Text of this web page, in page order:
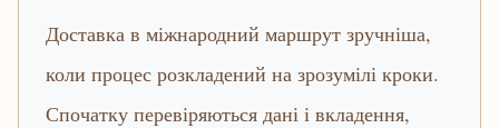
Доставка в міжнародний маршрут зручніша,
коли процес розкладений на зрозумілі кроки.
Спочатку перевіряються дані і вкладення,